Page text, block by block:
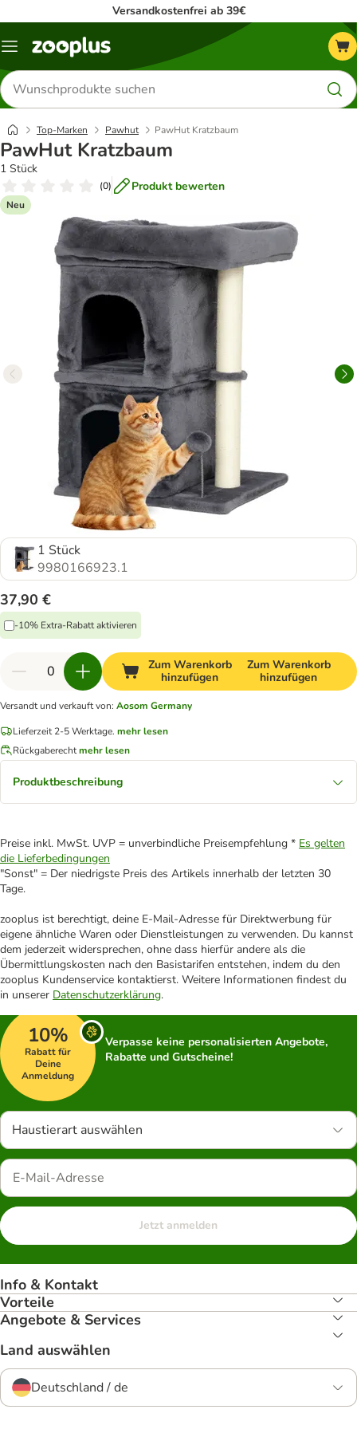
Versandkostenfrei ab 39€
Menü
Produkte
suchen
Top-Marken Pawhut PawHut Kratzbaum
PawHut Kratzbaum
1 Stück
(0) Produkt bewerten
Neu
1 Stück
9980166923.1
37,90 €
-10% Extra-Rabatt aktivieren
Zum Warenkorb
hinzufügen
Zum Warenkorb
hinzufügen
Versandt und verkauft von: Aosom Germany
Lieferzeit 2-5 Werktage. mehr lesen
Rückgaberechtmehr lesen
Produktbeschreibung
Preise inkl. MwSt. UVP = unverbindliche Preisempfehlung * Es gelten
die Lieferbedingungen
"Sonst" = Der niedrigste Preis des Artikels innerhalb der letzten 30
Tage.
zooplus ist berechtigt, deine E-Mail-Adresse für Direktwerbung für
eigene ähnliche Waren oder Dienstleistungen zu verwenden. Du kannst
dem jederzeit widersprechen, ohne dass hierfür andere als die
Übermittlungskosten nach den Basistarifen entstehen, indem du den
zooplus Kundenservice kontaktierst. Weitere Informationen findest du
in unserer Datenschutzerklärung.
10%
Rabatt für
Deine
Anmeldung
Verpasse keine personalisierten Angebote,
Rabatte und Gutscheine!
Haustierart auswählen
Jetzt anmelden
Info & Kontakt
Vorteile
Angebote & Services
Land auswählen
Deutschland / de